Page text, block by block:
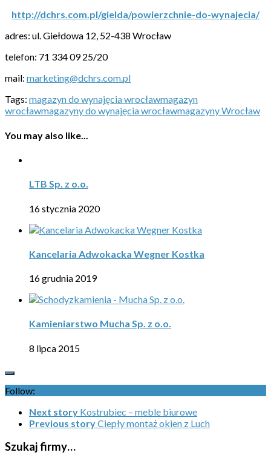
http://dchrs.com.pl/gielda/powierzchnie-do-wynajecia/
adres: ul. Giełdowa 12, 52-438 Wrocław
telefon: 71 334 09 25/20
mail: marketing@dchrs.com.pl
Tags: magazyn do wynajęcia wrocławmagazyn
wrocławmagazyny do wynajęcia wrocławmagazyny Wrocław
You may also like...
LTB Sp. z o.o.
16 stycznia 2020
Kancelaria Adwokacka Wegner Kostka
16 grudnia 2019
Kamieniarstwo Mucha Sp. z o.o.
8 lipca 2015
Follow:
Next story Kostrubiec – meble biurowe
Previous storyCiepły montaż okien z Luch
Szukaj firmy…